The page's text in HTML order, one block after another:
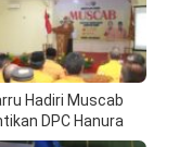
Hadiri Muscab
DPC Hanura